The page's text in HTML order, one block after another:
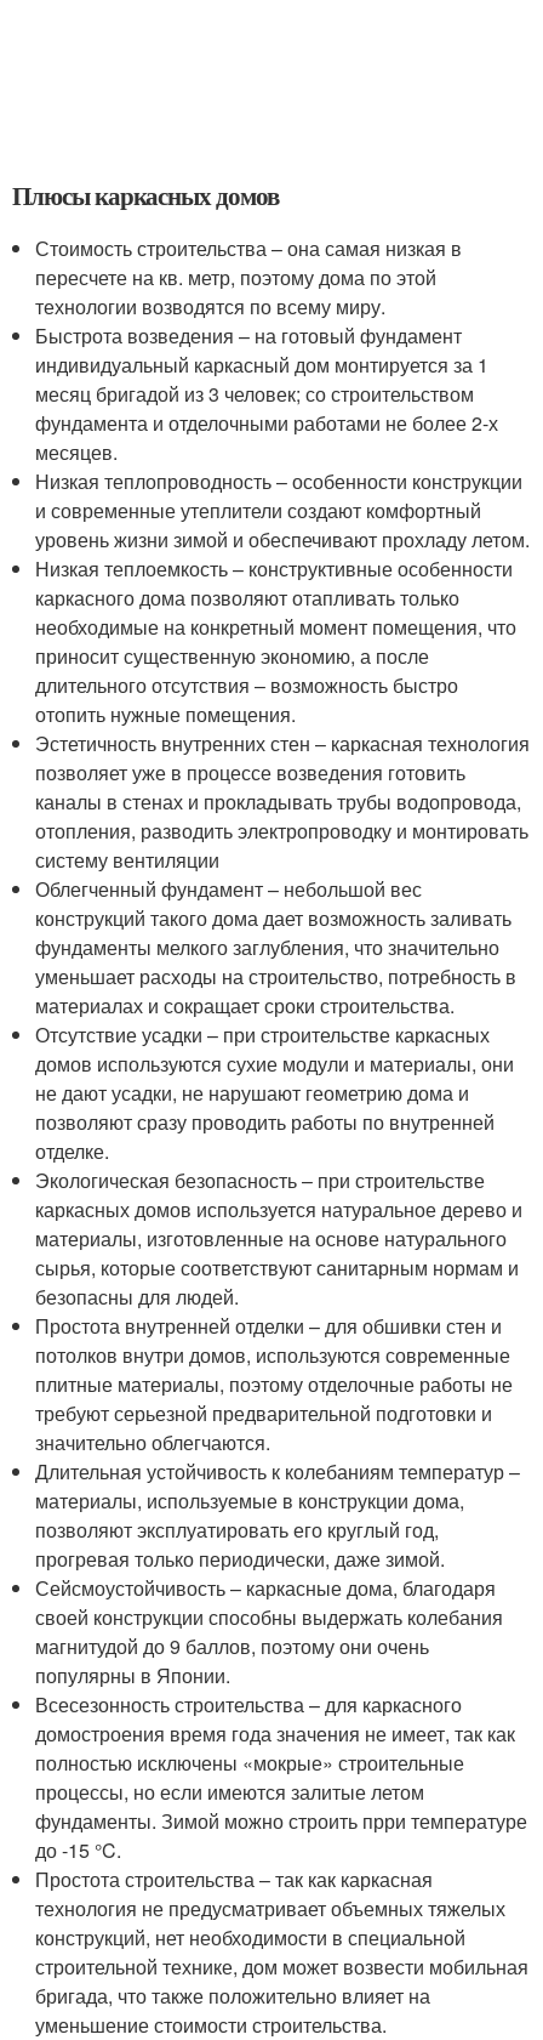
Плюсы каркасных домов
Стоимость строительства – она самая низкая в
пересчете на кв. метр, поэтому дома по этой
технологии возводятся по всему миру.
Быстрота возведения – на готовый фундамент
индивидуальный каркасный дом монтируется за 1
месяц бригадой из 3 человек; со строительством
фундамента и отделочными работами не более 2-х
месяцев.
Низкая теплопроводность – особенности конструкции
и современные утеплители создают комфортный
уровень жизни зимой и обеспечивают прохладу летом.
Низкая теплоемкость – конструктивные особенности
каркасного дома позволяют отапливать только
необходимые на конкретный момент помещения, что
приносит существенную экономию, а после
длительного отсутствия – возможность быстро
отопить нужные помещения.
Эстетичность внутренних стен – каркасная технология
позволяет уже в процессе возведения готовить
каналы в стенах и прокладывать трубы водопровода,
отопления, разводить электропроводку и монтировать
систему вентиляции
Облегченный фундамент – небольшой вес
конструкций такого дома дает возможность заливать
фундаменты мелкого заглубления, что значительно
уменьшает расходы на строительство, потребность в
материалах и сокращает сроки строительства.
Отсутствие усадки – при строительстве каркасных
домов используются сухие модули и материалы, они
не дают усадки, не нарушают геометрию дома и
позволяют сразу проводить работы по внутренней
отделке.
Экологическая безопасность – при строительстве
каркасных домов используется натуральное дерево и
материалы, изготовленные на основе натурального
сырья, которые соответствуют санитарным нормам и
безопасны для людей.
Простота внутренней отделки – для обшивки стен и
потолков внутри домов, используются современные
плитные материалы, поэтому отделочные работы не
требуют серьезной предварительной подготовки и
значительно облегчаются.
Длительная устойчивость к колебаниям температур –
материалы, используемые в конструкции дома,
позволяют эксплуатировать его круглый год,
прогревая только периодически, даже зимой.
Сейсмоустойчивость – каркасные дома, благодаря
своей конструкции способны выдержать колебания
магнитудой до 9 баллов, поэтому они очень
популярны в Японии.
Всесезонность строительства – для каркасного
домостроения время года значения не имеет, так как
полностью исключены «мокрые» строительные
процессы, но если имеются залитые летом
фундаменты. Зимой можно строить прри температуре
до -15 °C.
Простота строительства – так как каркасная
технология не предусматривает объемных тяжелых
конструкций, нет необходимости в специальной
строительной технике, дом может возвести мобильная
бригада, что также положительно влияет на
уменьшение стоимости строительства.